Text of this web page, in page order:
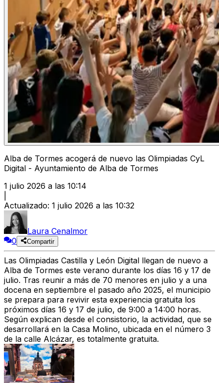
Alba de Tormes acogerá de nuevo las Olimpiadas CyL
Digital - Ayuntamiento de Alba de Tormes
1 julio 2026 a las 10:14
Actualizado: 1 julio 2026 a las 10:32
Laura Cenalmor
0
Compartir
Las Olimpiadas Castilla y León Digital llegan de nuevo a
Alba de Tormes este verano durante los días 16 y 17 de
julio. Tras reunir a más de 70 menores en julio y a una
docena en septiembre el pasado año 2025, el municipio
se prepara para revivir esta experiencia gratuita los
próximos días 16 y 17 de julio, de 9:00 a 14:00 horas.
Según explican desde el consistorio, la actividad, que se
desarrollará en la Casa Molino, ubicada en el número 3
de la calle Alcázar, es totalmente gratuita.